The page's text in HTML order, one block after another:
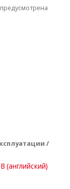
/
(английский)